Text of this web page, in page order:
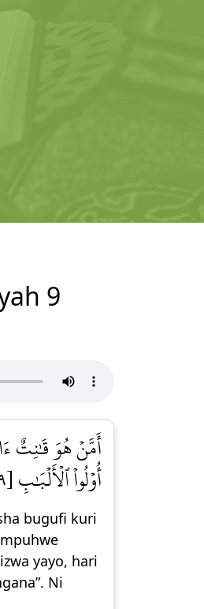
9
أَمَّنۡ هُوَ قَٰنِتٌ
أُوْلُواْ ٱلۡأَلۡبَٰبِ [٩]
bugufi kuri
yayo, hari
Ni